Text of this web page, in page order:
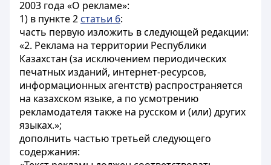
2003 года «О рекламе»:
1) в пункте 2 статьи 6:
часть первую изложить в следующей редакции:
«2. Реклама на территории Республики
Казахстан (за исключением периодических
печатных изданий, интернет-ресурсов,
информационных агентств) распространяется
на казахском языке, а по усмотрению
рекламодателя также на русском и (или) других
языках.»;
дополнить частью третьей следующего
содержания: